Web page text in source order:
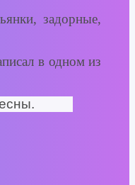
задорные,
в одном из